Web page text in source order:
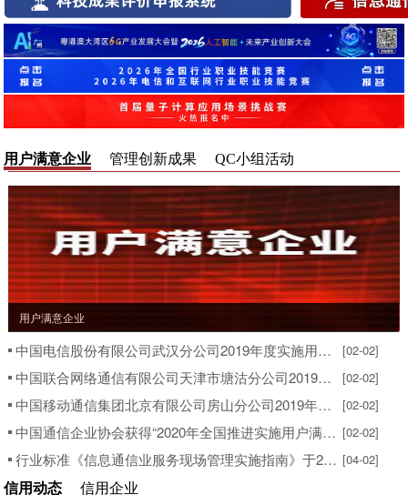
用户满意企业 管理创新成果 QC小组活动
用户满意企业
中国电信股份有限公司武汉分公司2019年度实施用户满意工程情况的报告 [02-02]
中国联合网络通信有限公司天津市塘沽分公司2019年度实施用户满意工程情况的报告 [02-02]
中国移动通信集团北京有限公司房山分公司2019年度实施用户满意工程情况的报告 [02-02]
中国通信企业协会获得“2020年全国推进实施用户满意工程活动表现突出单位”称号 [02-02]
行业标准《信息通信业服务现场管理实施指南》于2020年4月1日正式实施 [04-02]
信用动态 信用企业